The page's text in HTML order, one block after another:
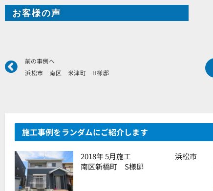
お客様の声
Prev
前の事例へ
浜松市 南区 米津町 H様邸
施工事例をランダムにご紹介します
2018年 5月施工 浜松市
南区新橋町 S様邸